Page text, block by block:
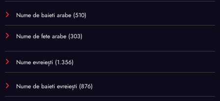
Nume de baieti arabe (510)
Nume de fete arabe (303)
Nume evreiești (1.356)
Nume de baieti evreiești (876)